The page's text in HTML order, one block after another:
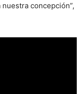
concepción”,